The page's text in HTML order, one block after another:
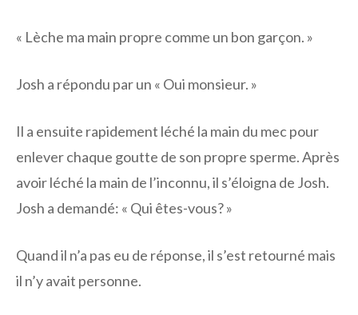
« Lèche ma main propre comme un bon garçon. »
Josh a répondu par un « Oui monsieur. »
Il a ensuite rapidement léché la main du mec pour
enlever chaque goutte de son propre sperme. Après
avoir léché la main de l’inconnu, il s’éloigna de Josh.
Josh a demandé: « Qui êtes-vous? »
Quand il n’a pas eu de réponse, il s’est retourné mais
il n’y avait personne.